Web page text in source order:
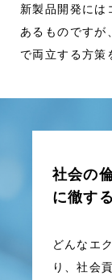
新製品開発には
あるものですが
で両立する方策
社会の
に徹する
どんなエ
り、社会